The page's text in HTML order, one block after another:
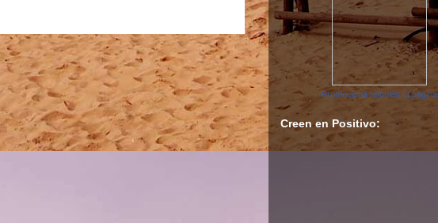
Promociona también tu página
Creen en Positivo: